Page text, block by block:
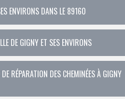
ENVIRONS DANS LE 89160
DE GIGNY ET SES ENVIRONS
RÉPARATION DES CHEMINÉES À GIGNY